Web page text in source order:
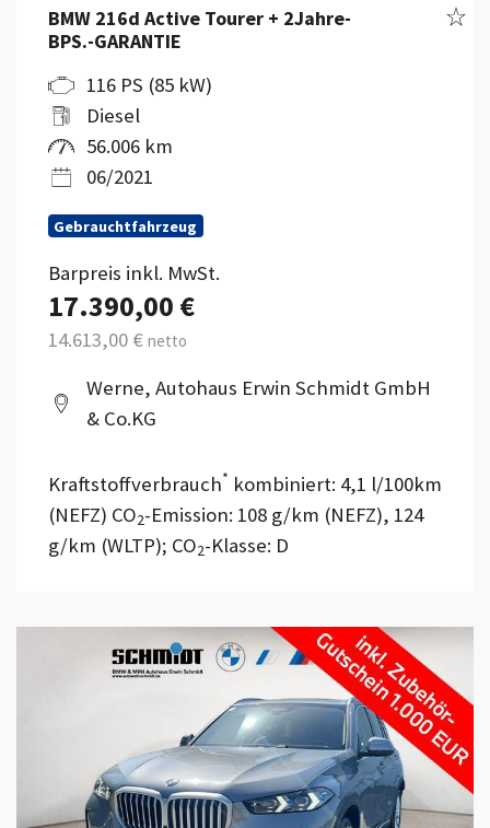
BMW 216d Active Tourer + 2Jahre-
BPS.-GARANTIE
116 PS (85 kW)
Diesel
56.006 km
06/2021
Gebrauchtfahrzeug
Barpreis inkl. MwSt.
17.390,00 €
14.613,00 € netto
Werne, Autohaus Erwin Schmidt GmbH
& Co.KG
Kraftstoffverbrauch* kombiniert: 4,1 l/100km
(NEFZ) CO2-Emission: 108 g/km (NEFZ), 124
g/km (WLTP); CO2-Klasse: D